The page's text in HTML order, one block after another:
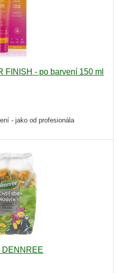
FINISH - po barvení 150 ml
- jako od profesionála
DENNREE